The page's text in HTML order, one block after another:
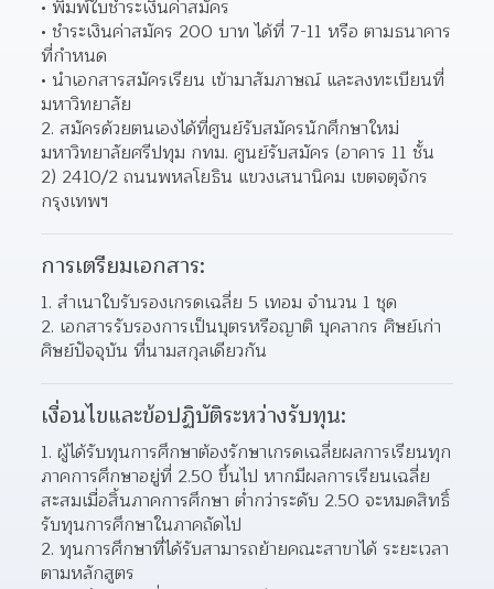
พิมพ์ใบชำระเงินค่าสมัคร
ชำระเงินค่าสมัคร 200 บาท ได้ที่ 7-11 หรือ ตามธนาคาร
ที่กำหนด
นำเอกสารสมัครเรียน เข้ามาสัมภาษณ์ และลงทะเบียนที่
มหาวิทยาลัย
2. สมัครด้วยตนเองได้ที่ศูนย์รับสมัครนักศึกษาใหม่
มหาวิทยาลัยศรีปทุม กทม. ศูนย์รับสมัคร (อาคาร 11 ชั้น
2) 2410/2 ถนนพหลโยธิน แขวงเสนานิคม เขตจตุจักร
กรุงเทพฯ
การเตรียมเอกสาร:
1. สำเนาใบรับรองเกรดเฉลี่ย 5 เทอม จำนวน 1 ชุด
2. เอกสารรับรองการเป็นบุตรหรือญาติ บุคลากร ศิษย์เก่า
ศิษย์ปัจจุบัน ที่นามสกุลเดียวกัน
เงื่อนไขและข้อปฏิบัติระหว่างรับทุน:
1. ผู้ได้รับทุนการศึกษาต้องรักษาเกรดเฉลี่ยผลการเรียนทุก
ภาคการศึกษาอยู่ที่ 2.50 ขึ้นไป หากมีผลการเรียนเฉลี่ย
สะสมเมื่อสิ้นภาคการศึกษา ต่ำกว่าระดับ 2.50 จะหมดสิทธิ์
รับทุนการศึกษาในภาคถัดไป
2. ทุนการศึกษาที่ได้รับสามารถย้ายคณะสาขาได้ ระยะเวลา
ตามหลักสูตร